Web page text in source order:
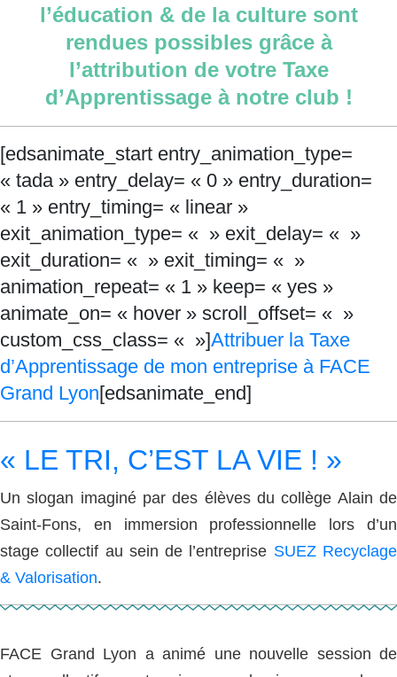
l’éducation & de la culture sont
rendues possibles grâce à
l’attribution de votre Taxe
d’Apprentissage à notre club !
[edsanimate_start entry_animation_type=
« tada » entry_delay= « 0 » entry_duration=
« 1 » entry_timing= « linear »
exit_animation_type= « » exit_delay= « »
exit_duration= « » exit_timing= « »
animation_repeat= « 1 » keep= « yes »
animate_on= « hover » scroll_offset= « »
custom_css_class= « »]Attribuer la Taxe
d’Apprentissage de mon entreprise à FACE
Grand Lyon[edsanimate_end]
« LE TRI, C’EST LA VIE ! »
Un slogan imaginé par des élèves du collège Alain de
Saint-Fons, en immersion professionnelle lors d’un
stage collectif au sein de l’entreprise SUEZ Recyclage
& Valorisation.
FACE Grand Lyon a animé une nouvelle session de